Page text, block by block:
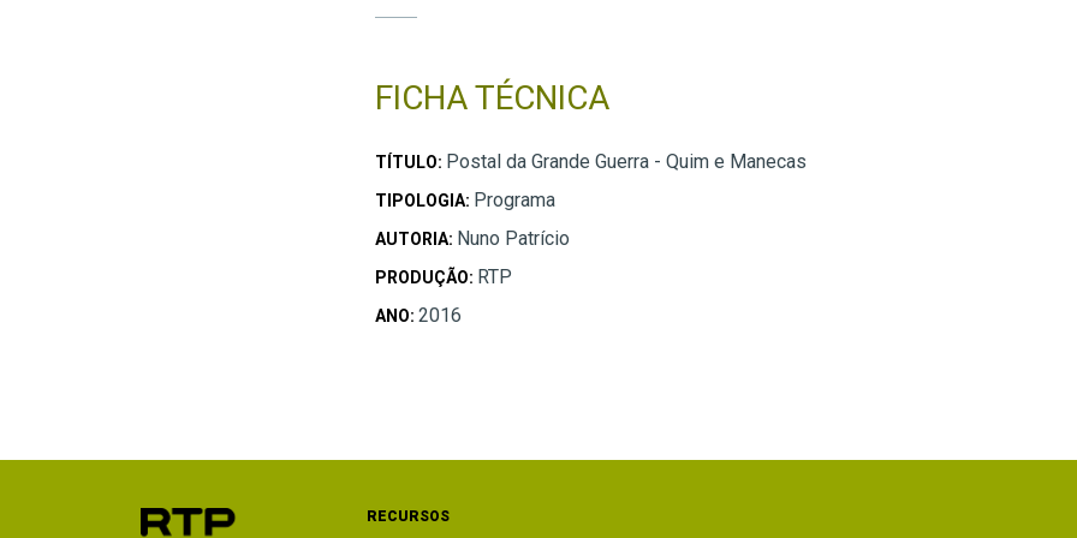
FICHA TÉCNICA
TÍTULO: Postal da Grande Guerra - Quim e Manecas
TIPOLOGIA: Programa
AUTORIA: Nuno Patrício
PRODUÇÃO: RTP
ANO: 2016
RECURSOS